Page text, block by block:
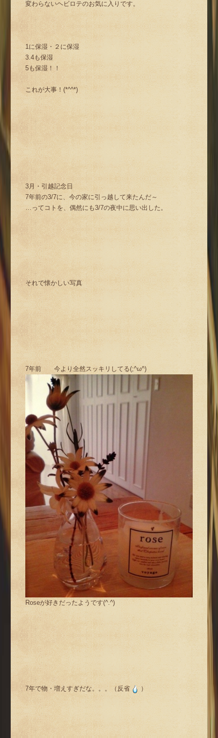
変わらないヘビロテのお気に入りです。
1に保湿・２に保湿
3.4も保湿
5も保湿！！
これが大事！(*^^*)
3月・引越記念日
7年前の3/7に、今の家に引っ越して来たんだ～
…ってコトを、偶然にも3/7の夜中に思い出した。
それで懐かしい写真
7年前 今より全然スッキリしてる(;^ω^)
Roseが好きだったようです(^.^)
7年で物・増えすぎだな。。。（反省 ）